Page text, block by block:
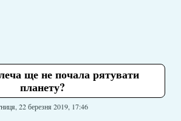
ще не почала рятувати
планету?
22 березня 2019, 17:46